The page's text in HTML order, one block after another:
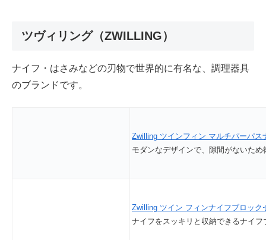
ツヴィリング（ZWILLING）
ナイフ・はさみなどの刃物で世界的に有名な、調理器具
のブランドです。
Zwilling ツインフィン マルチパーパス
モダンなデザインで、隙間がないた
Zwilling ツイン フィンナイフブロック
ナイフをスッキリと収納できるナイ